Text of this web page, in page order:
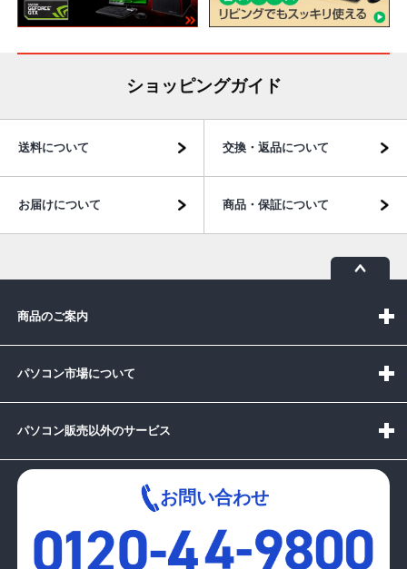
ショッピングガイド
送料について 交換・返品について
お届けについて 商品・保証について
商品のご案内
パソコン市場について
パソコン販売以外のサービス
お問い合わせ